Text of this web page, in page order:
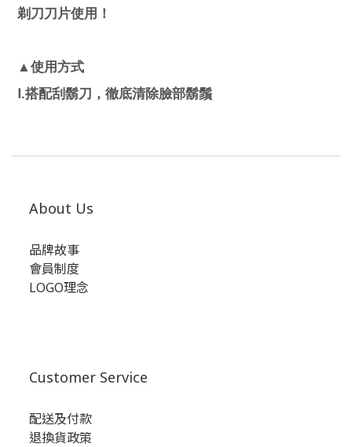
剃刀刀片使用！
▲使用方式
Ⅰ.搭配刮鬍刀，徹底清除臉部鬍鬚
About Us
品牌故事
會員制度
LOGO理念
Customer Service
配送及付款
退換貨政策